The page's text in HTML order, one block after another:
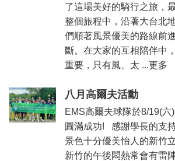
了這場美好的騎行之旅，
整個旅程中，沿著大台北
們順著風景優美的路線前
斷。在大家的互相陪伴中
重要，只有風、太 ...更多
八月高爾夫活動
EMS高爾夫球隊於8/19(
圓滿成功! 感謝學長的支
景色十分優美怡人的新竹
新竹的午後悶熱常會有雷